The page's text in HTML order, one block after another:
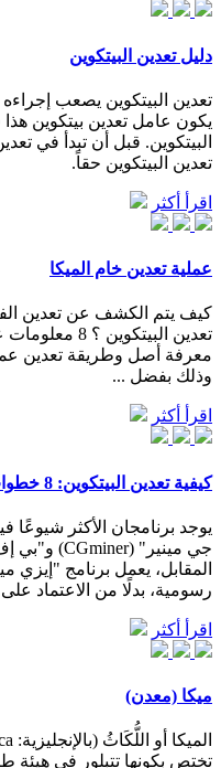
دليل تعدين البيتكوين
تعدين البيتكوين يصعب
يكون عامل تعدين بيتكوين
البيتكوين. قبل أن تبدأ في
تعدين البيتكوين حقاً.
اقرأ أكثر
عملية تعدين خام الميكا
كيف يتم الكشف عن تعدين
تعدين
وذلك بفضل ...
اقرأ أكثر
كيفية تعدين البيتكوين: 8 خطوات (صور توضيحية)
يوجد برنامجان الأكثر شيوعًا
رسومية، بدلًا من الاعتماد
اقرأ أكثر
ميكا (معدن)
تختص بكونها تتبلور في هيئة